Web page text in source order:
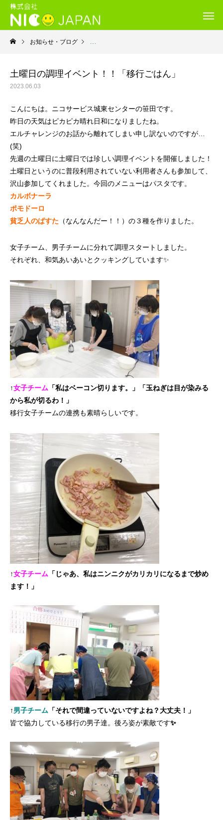
お知らせ・ブログ 就労移行支援・ニコサービス城東センター
土曜日の調理イベント！！「移行ごはん」
2023.06.03
こんにちは。ニコサービス城東センターの笹田です。
昨日の天気はピカピカ晴れ日和になりましたね。
エルチャレンジのお話から離れてしまい申し訳ないのですが…
(笑)
先週の土曜日に土曜日では珍しい調理イベントを開催しました！
土曜日というのに普段利用されていない利用者さんも参加して、
沢山参加してくれました。今回のメニューはパスタです。
カルボナーラ
ポモドーロ
貧乏人のぱすた （なんなんだー！！）の３種を作りました。
女子チーム、男子チームに分れて調理スタートしました。
それぞれ、和気あいあいとクッキングしています✨
↑女子チーム 「私はベーコン切ります。」「玉ねぎは目が染みる
から私が切るわ！」
移行女子チームの連携も素晴らしいです。
↑女子チーム 「じゃあ、私はニンニクがカリカリになるまで炒め
ます！」
↑男子チーム 「それで間違っていないですよね？大丈夫！」
皆で協力している移行の男子達。後ろ姿が素敵です✨